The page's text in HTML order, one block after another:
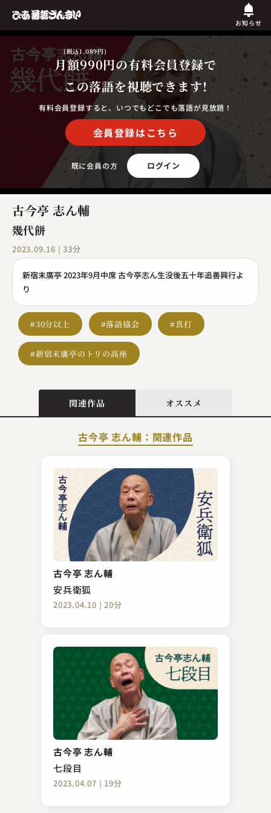
お知らせ
月額990円
(税込1,089円)
の有料会員登録で
この落語を視聴できます!
有料会員登録すると、いつでもどこでも落語が見放題！
会員登録はこちら
既に会員の方 ログイン
古今亭 志ん輔
幾代餅
2023.09.16 | 33分
新宿末廣亭 2023年9月中席 古今亭志ん生没後五十年追善興行よ
り
#30分以上 #落語協会 #真打
#新宿末廣亭のトリの高座
関連作品 オススメ
古今亭 志ん輔：関連作品
古今亭 志ん輔
安兵衛狐
2023.04.10 | 20分
古今亭 志ん輔
七段目
2023.04.07 | 19分
柳家 花緑
蜘蛛駕籠
2025.05.14 | 34分
柳家 小袁治
死神
2023.02.08 | 35分